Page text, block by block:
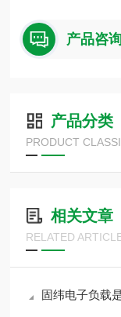
产品咨询
产品分类
PRODUCT
相关文章
RELATED
固纬电子负载